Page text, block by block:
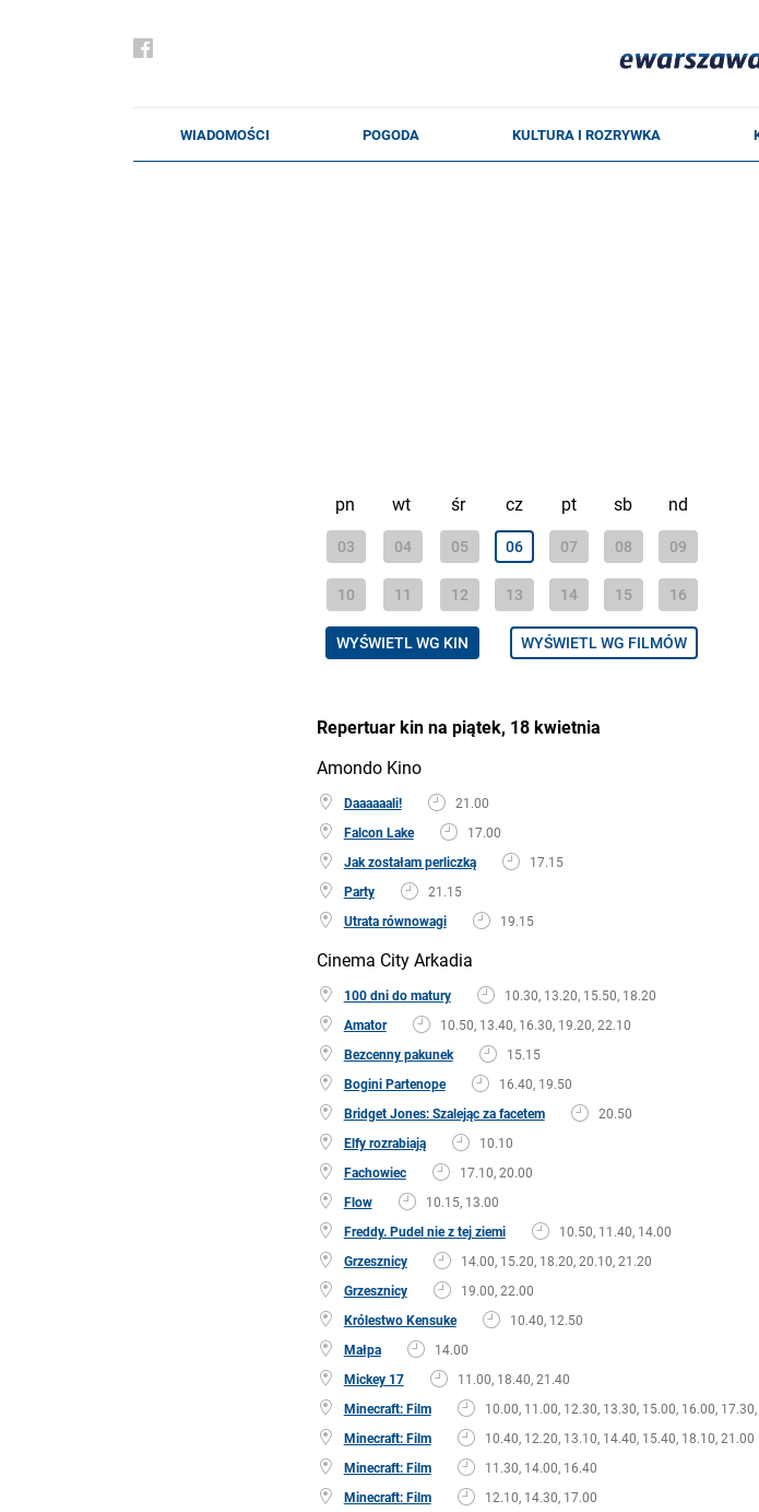
pn wt śr cz pt sb nd
03 04 05 06 07 08 09
10 11 12 13 14 15 16
WYŚWIETL WG KIN WYŚWIETL WG FILMÓW
Repertuar kin na piątek, 18 kwietnia
Amondo Kino
Daaaaaali!
21.00
Falcon Lake
17.00
Jak zostałam perliczką
17.15
Party
21.15
Utrata równowagi
19.15
Cinema City Arkadia
100 dni do matury
10.30, 13.20, 15.50, 18.20
Amator
10.50, 13.40, 16.30, 19.20, 22.10
Bezcenny pakunek
15.15
Bogini Partenope
16.40, 19.50
Bridget Jones: Szalejąc za facetem
20.50
Elfy rozrabiają
10.10
Fachowiec
17.10, 20.00
Flow
10.15, 13.00
Freddy. Pudel nie z tej ziemi
10.50, 11.40, 14.00
Grzesznicy
14.00, 15.20, 18.20, 20.10, 21.20
Grzesznicy
19.00, 22.00
Królestwo Kensuke
10.40, 12.50
Małpa
14.00
Mickey 17
11.00, 18.40, 21.40
Minecraft: Film
10.00, 11.00, 12.30, 13.30, 15.00, 16.00,
Minecraft: Film
10.40, 12.20, 13.10, 14.40, 15.40, 18.10, 21.00
Minecraft: Film
11.30, 14.00, 16.40
Minecraft: Film
12.10, 14.30, 17.00